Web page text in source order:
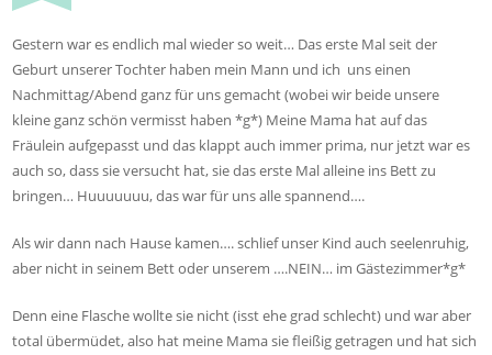
Gestern war es endlich mal wieder so weit… Das erste Mal seit der
Geburt unserer Tochter haben mein Mann und ich uns einen
Nachmittag/Abend ganz für uns gemacht (wobei wir beide unsere
kleine ganz schön vermisst haben *g*) Meine Mama hat auf das
Fräulein aufgepasst und das klappt auch immer prima, nur jetzt war es
auch so, dass sie versucht hat, sie das erste Mal alleine ins Bett zu
bringen… Huuuuuuu, das war für uns alle spannend….
Als wir dann nach Hause kamen…. schlief unser Kind auch seelenruhig,
aber nicht in seinem Bett oder unserem ….NEIN… im Gästezimmer*g*
Denn eine Flasche wollte sie nicht (isst ehe grad schlecht) und war aber
total übermüdet, also hat meine Mama sie fleißig getragen und hat sich